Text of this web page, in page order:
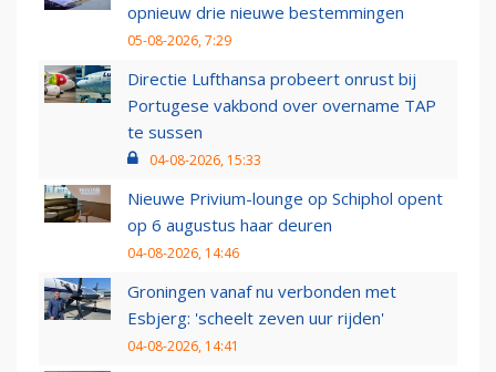
opnieuw drie nieuwe bestemmingen
05-08-2026, 7:29
Directie Lufthansa probeert onrust bij
Portugese vakbond over overname TAP
te sussen
04-08-2026, 15:33
Nieuwe Privium-lounge op Schiphol opent
op 6 augustus haar deuren
04-08-2026, 14:46
Groningen vanaf nu verbonden met
Esbjerg: 'scheelt zeven uur rijden'
04-08-2026, 14:41